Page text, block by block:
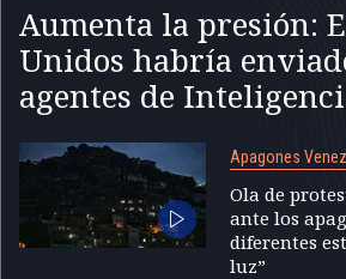
Aumenta la presión:
Unidos habría
agentes de
Apagones
Ola de
ante los
diferentes
luz”